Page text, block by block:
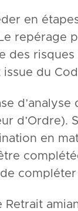
en
repérage
des
du
d’Ordre).
en
Retrait